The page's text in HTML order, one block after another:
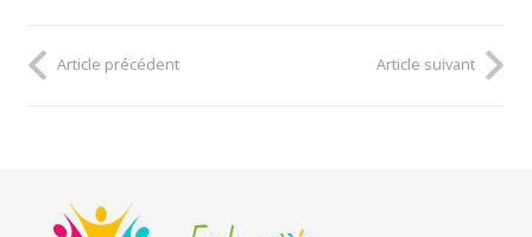
Article précédent Article suivant